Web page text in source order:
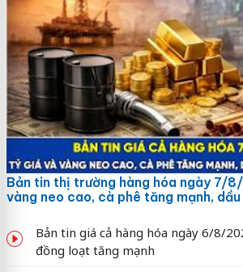
Bản tin thị trường hàng hóa ngày 7/
vàng neo cao, cà phê tăng mạnh,
Bản tin giá cả hàng hóa ngày 6/8/
đồng loạt tăng mạnh